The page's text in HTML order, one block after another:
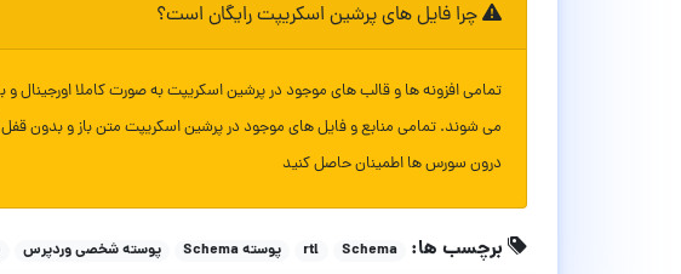
چرا فایل های پرشین اسکریپت رایگان است؟
تمامی افزونه ها و قالب های موجود در پرشین اسکریپت به صورت کاملا
می شوند. تمامی منابع و فایل های موجود در پرشین اسکریپت متن باز و بدون
درون سورس ها اطمینان حاصل کنید
برچسب ها: Schema
rtl پوسته Schema پوسته شخصی وردپرس